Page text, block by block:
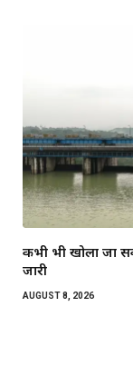
कभी भी खोला जा
जारी
AUGUST 8, 2026